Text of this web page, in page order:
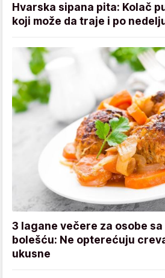
Hvarska sipana pita: Kolač
koji može da traje i po
3 lagane večere za osobe
bolešću: Ne opterećuju
ukusne